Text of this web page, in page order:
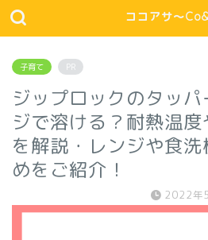
ココアサ～
子育て PR
ジップロックのタッ
ジで溶ける？耐熱温
を解説・レンジや食
めをご紹介！
2022年